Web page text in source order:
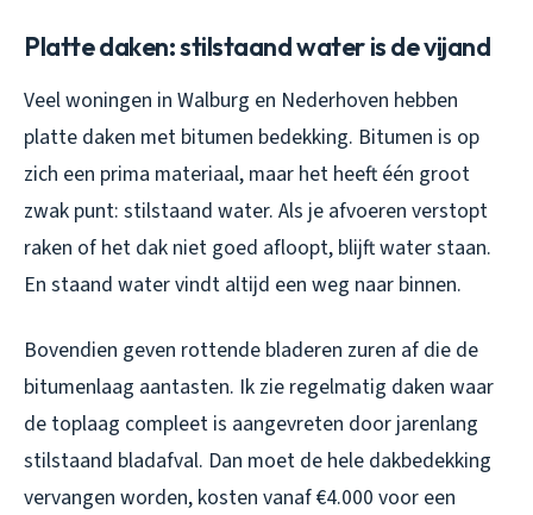
Platte daken: stilstaand water is de vijand
Veel woningen in Walburg en Nederhoven hebben
platte daken met bitumen bedekking. Bitumen is op
zich een prima materiaal, maar het heeft één groot
zwak punt: stilstaand water. Als je afvoeren verstopt
raken of het dak niet goed afloopt, blijft water staan.
En staand water vindt altijd een weg naar binnen.
Bovendien geven rottende bladeren zuren af die de
bitumenlaag aantasten. Ik zie regelmatig daken waar
de toplaag compleet is aangevreten door jarenlang
stilstaand bladafval. Dan moet de hele dakbedekking
vervangen worden, kosten vanaf €4.000 voor een